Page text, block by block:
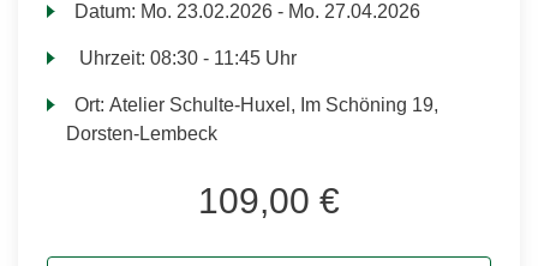
Datum: Mo. 23.02.2026 - Mo. 27.04.2026
Uhrzeit:08:30 - 11:45 Uhr
Ort:Atelier Schulte-Huxel, Im Schöning 19,
Dorsten-Lembeck
109,00 €